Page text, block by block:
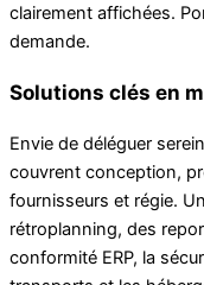
clairement affichées.
demande.
Solutions clés en
Envie de déléguer
couvrent conception,
fournisseurs et régie.
rétroplanning, des
conformité ERP, la